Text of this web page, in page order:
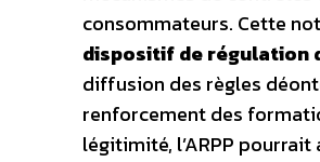
consommateurs. Cette
dispositif de régulation
diffusion des règles
renforcement des
légitimité, l’ARPP